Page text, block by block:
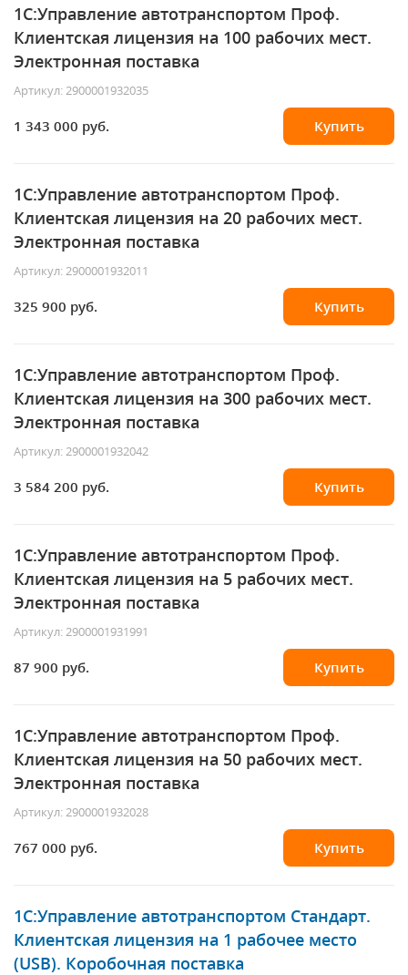
1С:Управление автотранспортом Проф.
Клиентская лицензия на 100 рабочих мест.
Электронная поставка
Артикул: 2900001932035
1 343 000 руб. Купить
1С:Управление автотранспортом Проф.
Клиентская лицензия на 20 рабочих мест.
Электронная поставка
Артикул: 2900001932011
325 900 руб. Купить
1С:Управление автотранспортом Проф.
Клиентская лицензия на 300 рабочих мест.
Электронная поставка
Артикул: 2900001932042
3 584 200 руб. Купить
1С:Управление автотранспортом Проф.
Клиентская лицензия на 5 рабочих мест.
Электронная поставка
Артикул: 2900001931991
87 900 руб. Купить
1С:Управление автотранспортом Проф.
Клиентская лицензия на 50 рабочих мест.
Электронная поставка
Артикул: 2900001932028
767 000 руб. Купить
1С:Управление автотранспортом Стандарт.
Клиентcкая лицензия на 1 рабочее место
(USB). Коробочная поставка